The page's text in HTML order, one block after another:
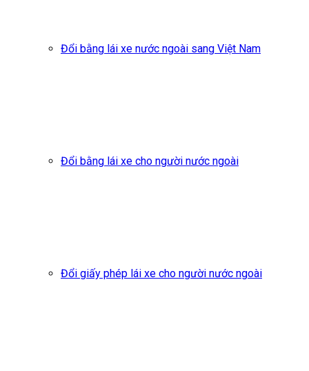
Đổi bằng lái xe nước ngoài sang Việt Nam
Đổi bằng lái xe cho người nước ngoài
Đổi giấy phép lái xe cho người nước ngoài